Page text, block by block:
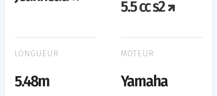
5.5 cc s2
LONGUEUR
5.48m
MOTEUR
Yamaha